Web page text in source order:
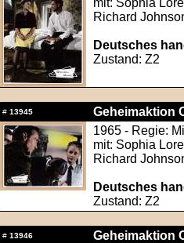
mit: Sophia
Richard
Deutsches
Zustand: Z2
# 13945
Geheimaktion
1965 - Regie:
mit: Sophia
Richard
Deutsches
Zustand: Z2
# 13946
Geheimaktion